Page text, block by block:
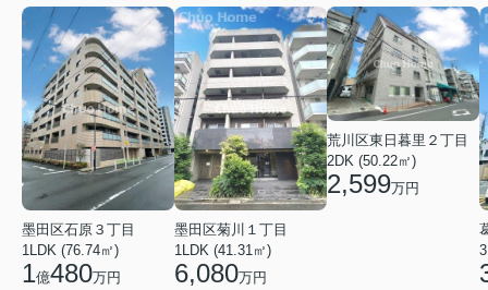
墨田区石原３丁目
1LDK (76.74㎡)
1億480万円
墨田区菊川１丁目
1LDK (41.31㎡)
6,080万円
荒川区東日暮里２丁目
2DK (50.22㎡)
2,599万円